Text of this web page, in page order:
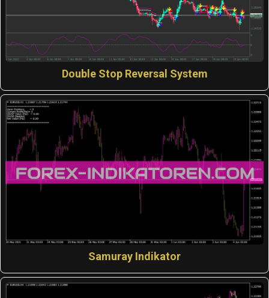
Double Stop Reversal System
Samuray Indikator